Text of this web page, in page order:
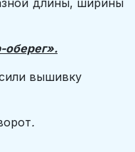
длины, ширины
оберег».
вышивку
.